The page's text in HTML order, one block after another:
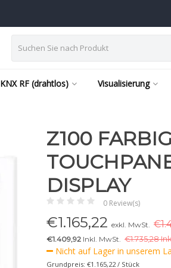
KNX RF (drahtlos) Visualisierung
Z100
DISPLAY
0 Review(s)
€1.165,22 exkl. MwSt.
€1.409,92 Inkl. MwSt. €1.735,28
Nicht auf Lager in unserem
Grundpreis: €1.165,22 / Stück